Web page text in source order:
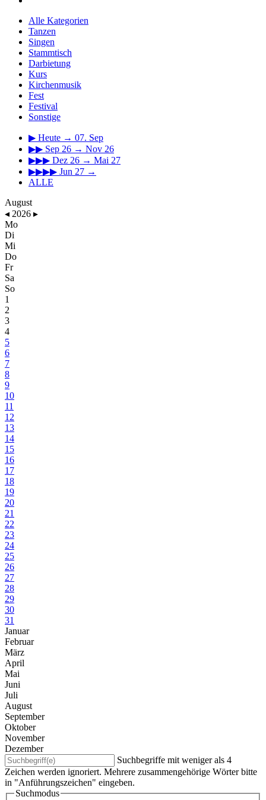
Alle Kategorien
Tanzen
Singen
Stammtisch
Darbietung
Kurs
Kirchenmusik
Fest
Festival
Sonstige
▶ Heute → 07. Sep
▶▶ Sep 26 → Nov 26
▶▶▶ Dez 26 → Mai 27
▶▶▶▶ Jun 27 →
ALLE
August
◂ 2026 ▸
Mo
Di
Mi
Do
Fr
Sa
So
1
2
3
4
5
6
7
8
9
10
11
12
13
14
15
16
17
18
19
20
21
22
23
24
25
26
27
28
29
30
31
Januar
Februar
März
April
Mai
Juni
Juli
August
September
Oktober
November
Dezember
Suchbegriffe mit weniger als 4
Zeichen werden ignoriert. Mehrere zusammengehörige Wörter bitte
in "Anführungszeichen" eingeben.
Suchmodus